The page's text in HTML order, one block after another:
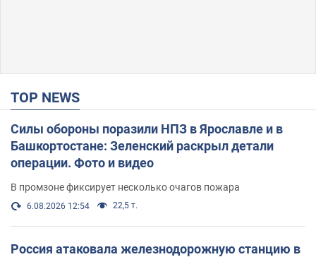
TOP NEWS
Силы обороны поразили НПЗ в Ярославле и в
Башкортостане: Зеленский раскрыл детали
операции. Фото и видео
В промзоне фиксирует несколько очагов пожара
6.08.2026 12:54 22,5 т.
Россия атаковала железнодорожную станцию в